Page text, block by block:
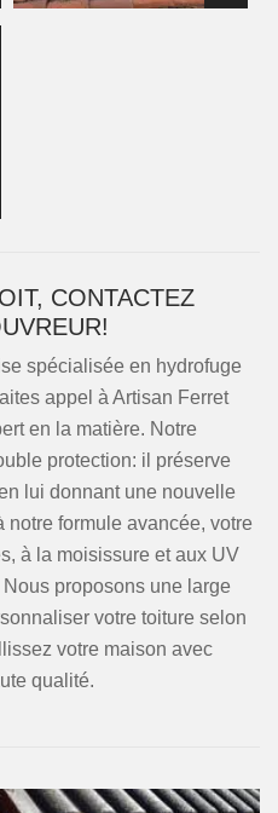
CONTACTEZ
spécialisée en hydrofuge
appel à Artisan Ferret
en la matière. Notre
protection: il préserve
lui donnant une nouvelle
formule avancée, votre
à la moisissure et aux UV
proposons une large
votre toiture selon
votre maison avec
qualité.